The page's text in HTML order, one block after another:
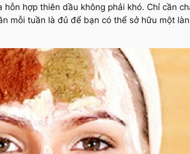
hợp thiên dầu không phải khó. Chỉ cần
mỗi tuần là đủ để bạn có thể sở hữu một